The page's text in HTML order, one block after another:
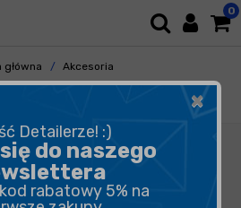
0
główna
Akcesoria
Akcesoria
Gadżety
×
Detailerze! :)
do naszego
rabatowy 5% na